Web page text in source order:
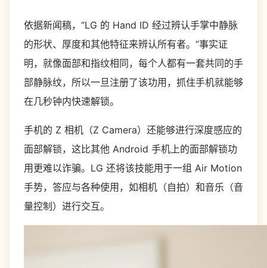
依据新闻稿，“LG 的 Hand ID 经过辨认手掌中静脉
的形状、厚度和其他特征来辨认所有者。”事实证
明，就像面部和指纹相同，每个人都有一套共同的手
部静脉纹，所以一旦注册了该功用，抓住手机就能够
在几秒钟内快速解锁。
手机的 Z 相机（Z Camera）还能够进行深度感应的
面部解锁，这比其他 Android 手机上的面部解锁功
用更难以诈骗。LG 还将该技能用于一组 Air Motion
手势，答应与各种使用，如相机（自拍）和音乐（音
量控制）进行交互。